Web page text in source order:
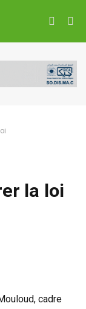
la loi
cadre